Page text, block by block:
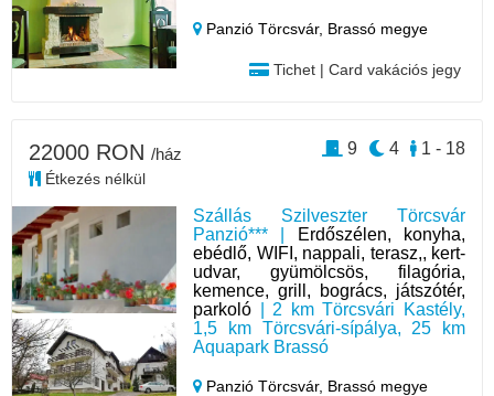
Panzió Törcsvár, Brassó megye
Tichet | Card vakációs jegy
Szállás Szilveszter Törcsvár
Panzió*** |
Erdőszélen, konyha,
ebédlő, WIFI, nappali, terasz,, kert-
udvar, gyümölcsös, filagória,
kemence, grill, bogrács, játszótér,
parkoló | 2 km Törcsvári Kastély,
1,5 km Törcsvári-sípálya, 25 km
Aquapark Brassó
Panzió Törcsvár, Brassó megye
22000 RON /ház
Étkezés nélkül
1 - 18
4
9